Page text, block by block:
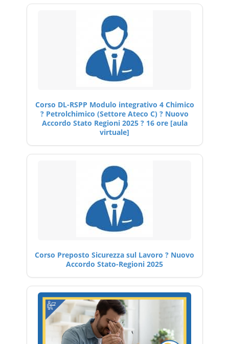
Corso DL-RSPP Modulo integrativo 4 Chimico
? Petrolchimico (Settore Ateco C) ? Nuovo
Accordo Stato Regioni 2025 ? 16 ore [aula
virtuale]
Corso Preposto Sicurezza sul Lavoro ? Nuovo
Accordo Stato-Regioni 2025